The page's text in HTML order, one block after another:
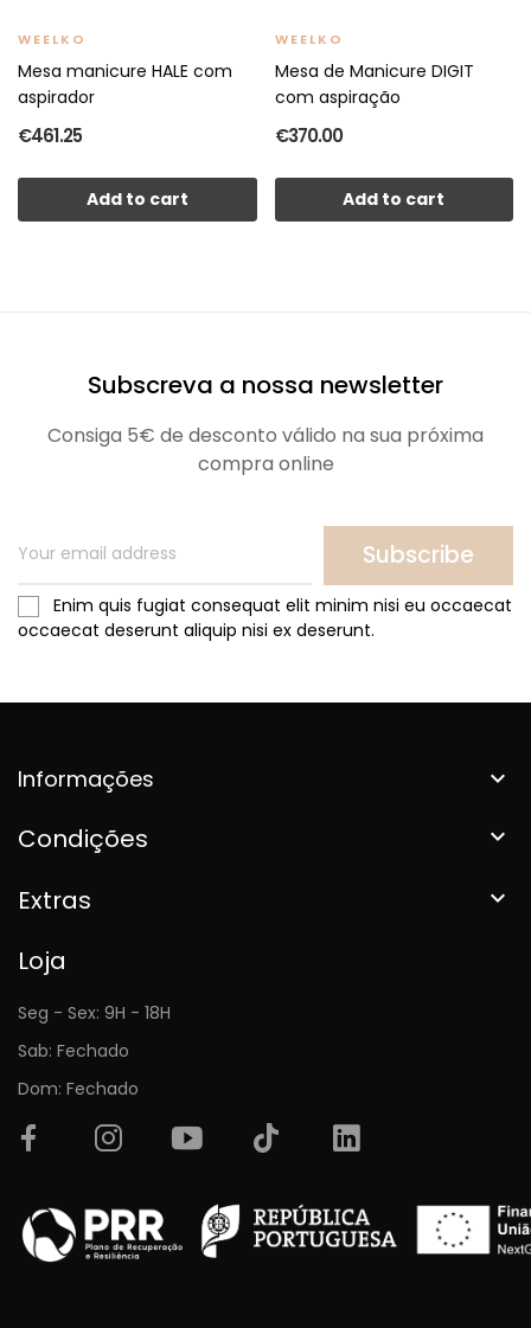
WEELKO
Mesa manicure HALE com
aspirador
€461.25
Add to cart
WEELKO
Mesa de Manicure DIGIT
com aspiração
€370.00
Add to cart
Subscreva a nossa newsletter
Consiga 5€ de desconto válido na sua próxima
compra online
Subscribe
Enim quis fugiat consequat elit minim nisi eu occaecat
occaecat deserunt aliquip nisi ex deserunt.
Informações 
Condições 
Extras 
Loja
Seg - Sex: 9H - 18H
Sab: Fechado
Dom: Fechado